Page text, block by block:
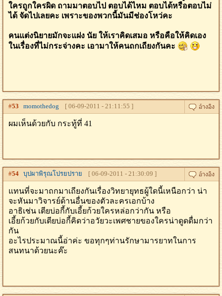
ใครถูกใครผิด ถามมาตอบไป ตอบได้ไหม ตอบได้หรือตอบไม่
ได้ จัดไปเลยคะ เพราะของพวกนี้มันมีช่องโหว่คะ
คนแต่งนิยายมักจะแฝง นัย ให้เราคิดเสมอ หรือคือให้คิดเอง
ในเรื่องที่ไม่กระจ่างคะ เอามาให้คนถกเถียงกันคะ
#53 momothedog [ 06-09-2011 - 21:11:55 ]
ผมเห็นด้วยกับ กระทู้ที่ 41
#54 บุปผาพิรุณโปรยปราย [ 06-09-2011 - 21:30:09 ]
แทนที่จะมาถกมาเถียงกันเรื่องวิทยายุทธผู้ใดนี้เหนือกว่า น่า
จะหันมาวิจารย์ด้านอื่นของตัวละครเอกบ้าง
อาธิเช่น เตียบ่อกี้กับเอี้ยก้วยใครหล่อกว่ากัน หรือ
เอี้ยก้วยกับเตียบ่อกี้คิดว่าอวัยวะเพศชายของใครน่าดูดดื่มกว่า
กัน
อะไรประมาณนี้อ่าค่ะ ขอทุกๆท่านรักษามารยาทในการ
สนทนาด้วยนะค๊ะ